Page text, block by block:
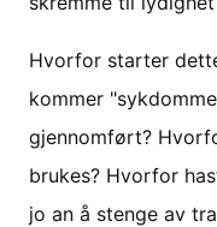
Hvorfor starter
kommer
gjennomført?
brukes? Hvorfor
jo an å stenge av